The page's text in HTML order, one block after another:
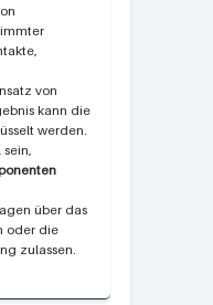
von
kann die
werden.
über das
oder die
zulassen.